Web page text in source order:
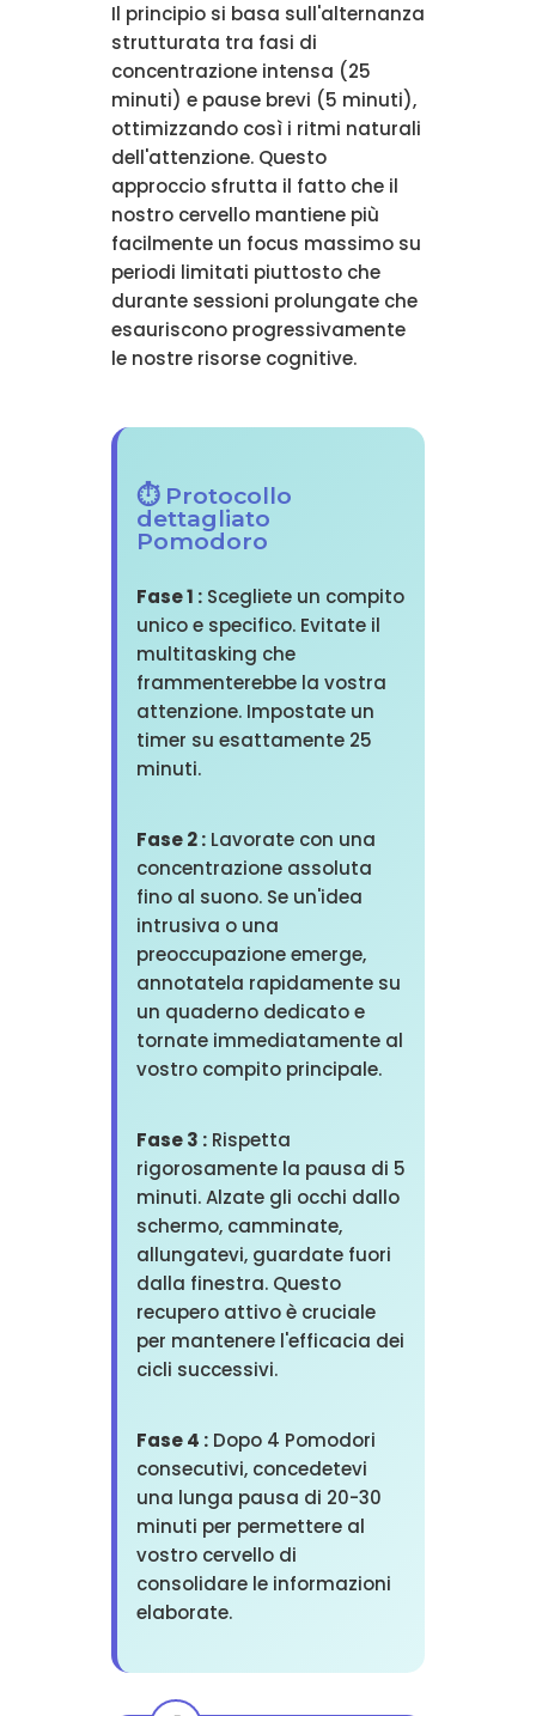
Il principio si basa sull'alternanza
strutturata tra fasi di
concentrazione intensa (25
minuti) e pause brevi (5 minuti),
ottimizzando così i ritmi naturali
dell'attenzione. Questo
approccio sfrutta il fatto che il
nostro cervello mantiene più
facilmente un focus massimo su
periodi limitati piuttosto che
durante sessioni prolungate che
esauriscono progressivamente
le nostre risorse cognitive.
⏱️ Protocollo
dettagliato
Pomodoro
Fase 1 :Scegliete un compito
unico e specifico. Evitate il
multitasking che
frammenterebbe la vostra
attenzione. Impostate un
timer su esattamente 25
minuti.
Fase 2 :Lavorate con una
concentrazione assoluta
fino al suono. Se un'idea
intrusiva o una
preoccupazione emerge,
annotatela rapidamente su
un quaderno dedicato e
tornate immediatamente al
vostro compito principale.
Fase 3 :Rispetta
rigorosamente la pausa di 5
minuti. Alzate gli occhi dallo
schermo, camminate,
allungatevi, guardate fuori
dalla finestra. Questo
recupero attivo è cruciale
per mantenere l'efficacia dei
cicli successivi.
Fase 4 :Dopo 4 Pomodori
consecutivi, concedetevi
una lunga pausa di 20-30
minuti per permettere al
vostro cervello di
consolidare le informazioni
elaborate.